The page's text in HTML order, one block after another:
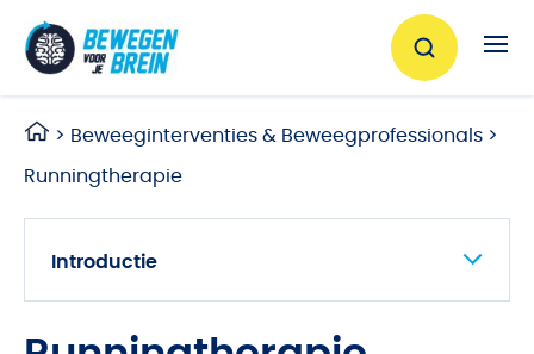
> Beweeginterventies & Beweegprofessionals >
Runningtherapie
Introductie
Artikelen